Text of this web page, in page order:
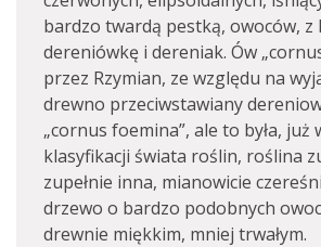
bardzo twardą pestką, owoców, z
dereniówkę i dereniak. Ów
przez Rzymian, ze względu na
drewno przeciwstawiany
„cornus foemina”, ale to była, już
klasyfikacji świata roślin, roślina
zupełnie inna, mianowicie
drzewo o bardzo podobnych
drewnie miękkim, mniej trwałym.